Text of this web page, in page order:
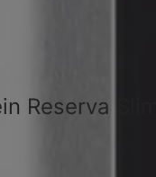
Reserva